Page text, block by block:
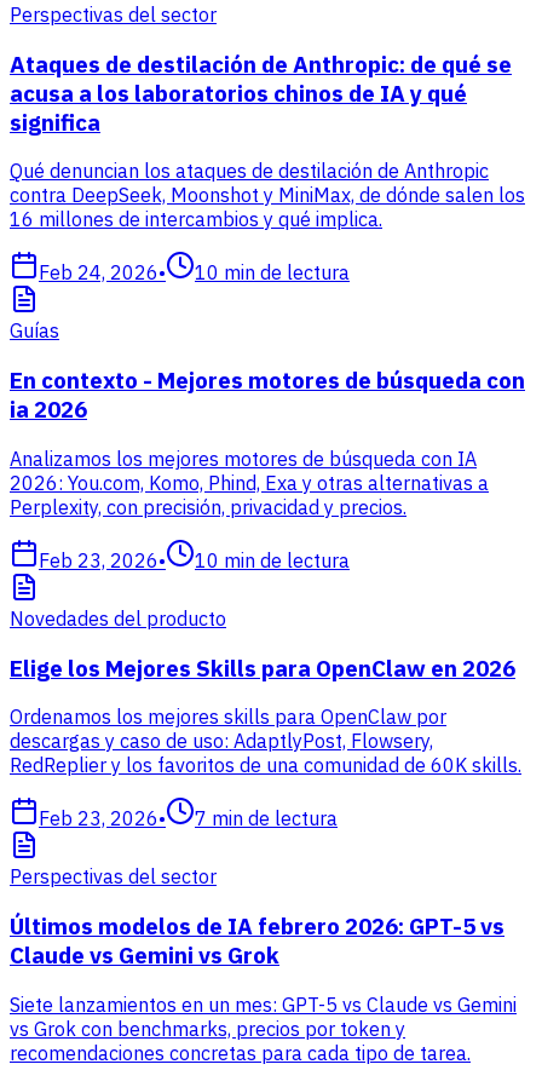
Perspectivas del sector
Ataques de destilación de Anthropic: de qué se
acusa a los laboratorios chinos de IA y qué
significa
Qué denuncian los ataques de destilación de Anthropic
contra DeepSeek, Moonshot y MiniMax, de dónde salen los
16 millones de intercambios y qué implica.
Feb 24, 2026• 10 min de lectura
Guías
En contexto - Mejores motores de búsqueda con
ia 2026
Analizamos los mejores motores de búsqueda con IA
2026: You.com, Komo, Phind, Exa y otras alternativas a
Perplexity, con precisión, privacidad y precios.
Feb 23, 2026• 10 min de lectura
Novedades del producto
Elige los Mejores Skills para OpenClaw en 2026
Ordenamos los mejores skills para OpenClaw por
descargas y caso de uso: AdaptlyPost, Flowsery,
RedReplier y los favoritos de una comunidad de 60K skills.
Feb 23, 2026• 7 min de lectura
Perspectivas del sector
Últimos modelos de IA febrero 2026: GPT-5 vs
Claude vs Gemini vs Grok
Siete lanzamientos en un mes: GPT-5 vs Claude vs Gemini
vs Grok con benchmarks, precios por token y
recomendaciones concretas para cada tipo de tarea.